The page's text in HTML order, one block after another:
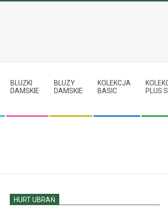
BLUZKI
DAMSKIE
BLUZY
DAMSKIE
KOLEKCJA
BASIC
PLUS
HURT UBRAŃ